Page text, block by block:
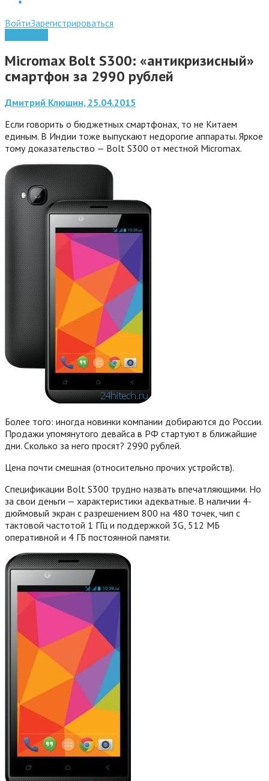
ВойтиЗарегистрироваться
Micromax Bolt S300: «антикризисный»
смартфон за 2990 рублей
Дмитрий Клюшин, 25.04.2015
Если говорить о бюджетных смартфонах, то не Китаем
единым. В Индии тоже выпускают недорогие аппараты. Яркое
тому доказательство — Bolt S300 от местной Micromax.
Более того: иногда новинки компании добираются до России.
Продажи упомянутого девайса в РФ стартуют в ближайшие
дни. Сколько за него просят? 2990 рублей.
Цена почти смешная (относительно прочих устройств).
Спецификации Bolt S300 трудно назвать впечатляющими. Но
за свои деньги — характеристики адекватные. В наличии 4-
дюймовый экран с разрешением 800 на 480 точек, чип с
тактовой частотой 1 ГГц и поддержкой 3G, 512 МБ
оперативной и 4 ГБ постоянной памяти.